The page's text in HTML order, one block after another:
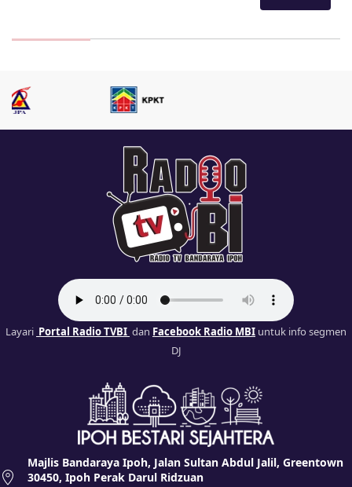
Layari Portal Radio TVBI dan Facebook Radio MBI untuk info segmen
DJ
Majlis Bandaraya Ipoh, Jalan Sultan Abdul Jalil, Greentown
30450, Ipoh Perak Darul Ridzuan